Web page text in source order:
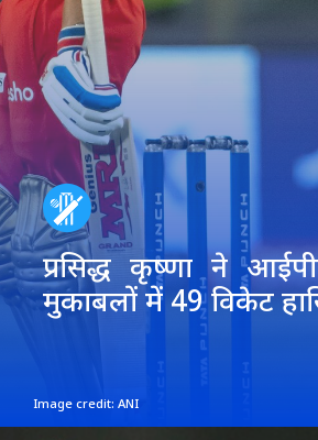
प्रसिद्ध कृष्णा ने
मुकाबलों में 49 विकेट
Image credit: ANI